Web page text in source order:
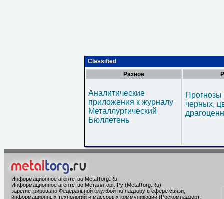
Classified
Разное
Аналитические
приложения к журналу
Металлургический
Бюллетень
черных,
Информационное агентство MetalTorg.Ru
Информационное агентство Металлторг. Ру (MetalTorg.Ru)
зарегистрировано Федеральной службой по надзору в сфере связи,
информационных технологий и массовых коммуникаций (Роскомнадзор),